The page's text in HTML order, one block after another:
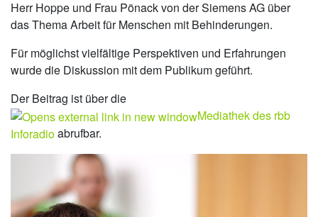
Herr Hoppe und Frau Pönack von der Siemens AG über
das Thema Arbeit für Menschen mit Behinderungen.
Für möglichst vielfältige Perspektiven und Erfahrungen
wurde die Diskussion mit dem Publikum geführt.
Der Beitrag ist über die
Mediathek des rbb
Inforadioabrufbar.